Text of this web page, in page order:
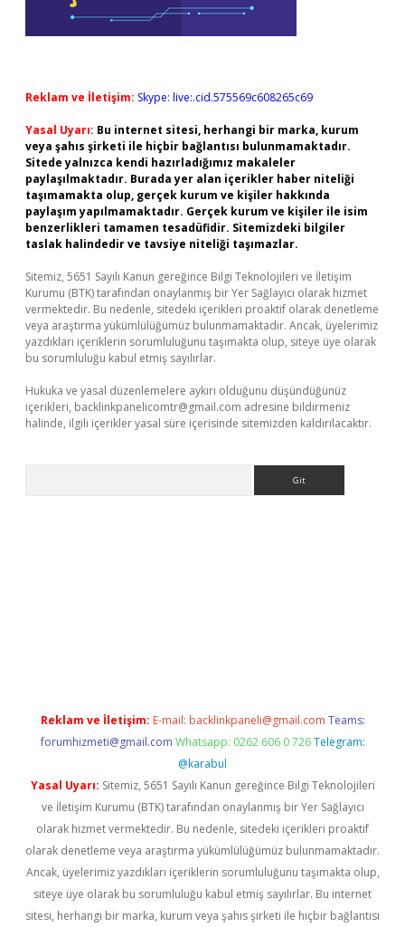
Reklam ve İletişim: Skype: live:.cid.575569c608265c69
Yasal Uyarı: Bu internet sitesi, herhangi bir marka, kurum
veya şahıs şirketi ile hiçbir bağlantısı bulunmamaktadır.
Sitede yalnızca kendi hazırladığımız makaleler
paylaşılmaktadır. Burada yer alan içerikler haber niteliği
taşımamakta olup, gerçek kurum ve kişiler hakkında
paylaşım yapılmamaktadır. Gerçek kurum ve kişiler ile isim
benzerlikleri tamamen tesadüfidir. Sitemizdeki bilgiler
taslak halindedir ve tavsiye niteliği taşımazlar.
Sitemiz, 5651 Sayılı Kanun gereğince Bilgi Teknolojileri ve İletişim
Kurumu (BTK) tarafından onaylanmış bir Yer Sağlayıcı olarak hizmet
vermektedir. Bu nedenle, sitedeki içerikleri proaktif olarak denetleme
veya araştırma yükümlülüğümüz bulunmamaktadır. Ancak, üyelerimiz
yazdıkları içeriklerin sorumluluğunu taşımakta olup, siteye üye olarak
bu sorumluluğu kabul etmiş sayılırlar.
Hukuka ve yasal düzenlemelere aykırı olduğunu düşündüğünüz
içerikleri, backlinkpanelicomtr@gmail.com adresine bildirmeniz
halinde, ilgili içerikler yasal süre içerisinde sitemizden kaldırılacaktır.
Reklam ve İletişim: E-mail: backlinkpaneli@gmail.com Teams:
forumhizmeti@gmail.com Whatsapp: 0262 606 0 726 Telegram:
@karabul
Yasal Uyarı: Sitemiz, 5651 Sayılı Kanun gereğince Bilgi Teknolojileri
ve İletişim Kurumu (BTK) tarafından onaylanmış bir Yer Sağlayıcı
olarak hizmet vermektedir. Bu nedenle, sitedeki içerikleri proaktif
olarak denetleme veya araştırma yükümlülüğümüz bulunmamaktadır.
Ancak, üyelerimiz yazdıkları içeriklerin sorumluluğunu taşımakta olup,
siteye üye olarak bu sorumluluğu kabul etmiş sayılırlar. Bu internet
sitesi, herhangi bir marka, kurum veya şahıs şirketi ile hiçbir bağlantısı